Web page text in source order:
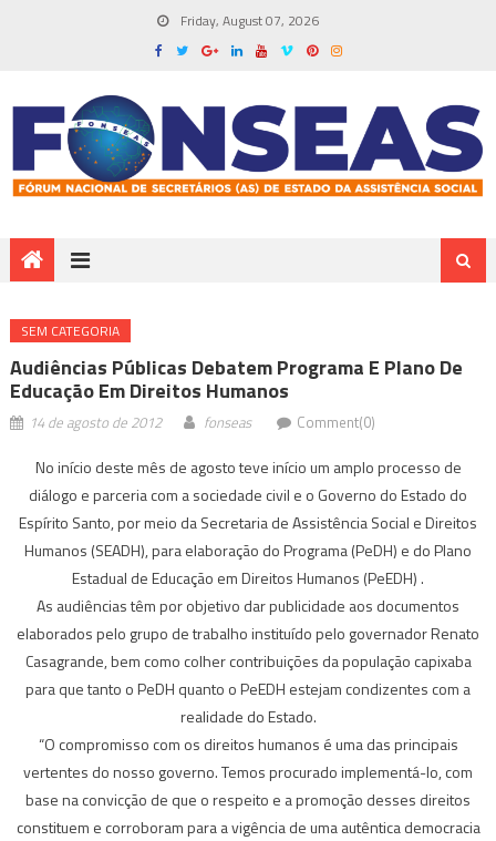
Friday, August 07, 2026
SEM CATEGORIA
Audiências Públicas Debatem Programa E Plano De
Educação Em Direitos Humanos
14 de agosto de 2012 fonseas Comment(0)
No início deste mês de agosto teve início um amplo processo de
diálogo e parceria com a sociedade civil e o Governo do Estado do
Espírito Santo, por meio da Secretaria de Assistência Social e Direitos
Humanos (SEADH), para elaboração do Programa (PeDH) e do Plano
Estadual de Educação em Direitos Humanos (PeEDH) .
As audiências têm por objetivo dar publicidade aos documentos
elaborados pelo grupo de trabalho instituído pelo governador Renato
Casagrande, bem como colher contribuições da população capixaba
para que tanto o PeDH quanto o PeEDH estejam condizentes com a
realidade do Estado.
“O compromisso com os direitos humanos é uma das principais
vertentes do nosso governo. Temos procurado implementá-lo, com
base na convicção de que o respeito e a promoção desses direitos
constituem e corroboram para a vigência de uma autêntica democracia